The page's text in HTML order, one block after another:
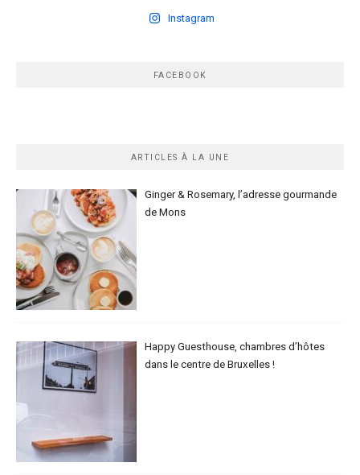
Instagram
FACEBOOK
ARTICLES À LA UNE
Ginger & Rosemary, l’adresse gourmande
de Mons
Happy Guesthouse, chambres d’hôtes
dans le centre de Bruxelles !